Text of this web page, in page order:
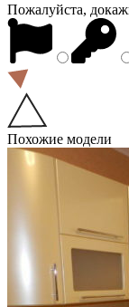
Пожалуйста,
Похожие модели